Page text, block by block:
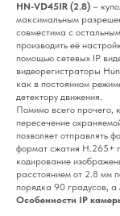
HN-VD45IR (2.8) –
максимальным
совместима с
производить её
помощью сетевых IP
видеорегистраторы
как в постоянном
детектору движения.
Помимо всего прочего,
пересечение
позволяет отправлять
формат сжатия H.265+
кодирование
расстоянием от 2.8 мм
порядка 90 градусов, а
Особенности IP